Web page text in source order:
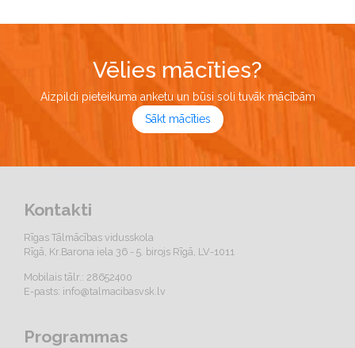
Vēlies mācīties?
Aizpildi pieteikuma anketu un būsi soli tuvāk mācībām
Sākt mācīties
Kontakti
Rīgas Tālmācības vidusskola
Rīgā, Kr.Barona iela 36 - 5. birojs Rīgā, LV-1011
Mobilais tālr.: 28652400
E-pasts: info@talmacibasvsk.lv
Programmas